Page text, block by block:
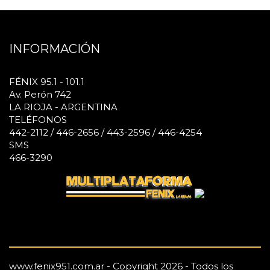
INFORMACIÓN
FÉNIX 95.1 - 101.1
Av. Perón 742
LA RIOJA - ARGENTINA
TELÉFONOS
442-2112 / 446-2656 / 443-2596 / 446-4254
SMS
466-3290
www.fenix951.com.ar - Copyright 2026 - Todos los